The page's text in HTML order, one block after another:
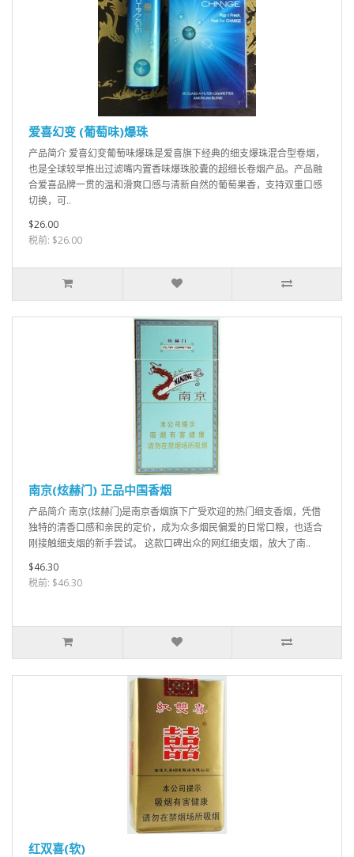
爱喜幻变 (葡萄味)爆珠
产品简介 爱喜幻变葡萄味爆珠是爱喜旗下经典的细支爆珠混合型卷烟，
也是全球较早推出过滤嘴内置香味爆珠胶囊的超细长卷烟产品。产品融
合爱喜品牌一贯的温和滑爽口感与清新自然的葡萄果香，支持双重口感
切换，可..
$26.00
税前: $26.00
南京(炫赫门) 正品中国香烟
产品简介 南京(炫赫门)是南京香烟旗下广受欢迎的热门细支香烟，凭借
独特的清香口感和亲民的定价，成为众多烟民偏爱的日常口粮，也适合
刚接触细支烟的新手尝试。 这款口碑出众的网红细支烟，放大了南..
$46.30
税前: $46.30
红双喜(软)